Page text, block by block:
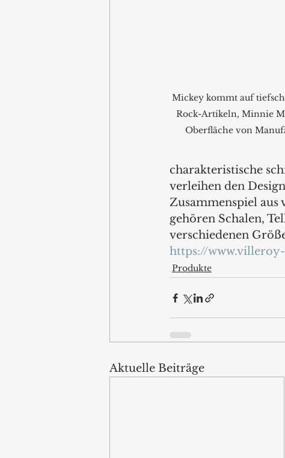
Mickey kommt auf
Rock-Artikeln, Minnie
Oberfläche von
charakteristische
verleihen den
Zusammenspiel
gehören Schalen,
verschiedenen
https://
Produkte
Aktuelle Beiträge